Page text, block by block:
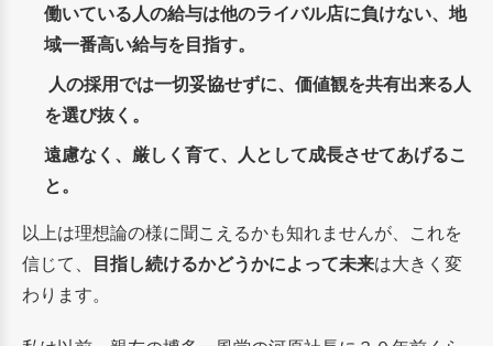
働いている人の給与は他のライバル店に負けない、地
域一番高い給与を目指す。
人の採用では一切妥協せずに、価値観を共有出来る人
を選び抜く。
遠慮なく、厳しく育て、人として成長させてあげるこ
と。
以上は理想論の様に聞こえるかも知れませんが、これを
信じて、 目指し続けるかどうかによって未来は大きく変
わります。